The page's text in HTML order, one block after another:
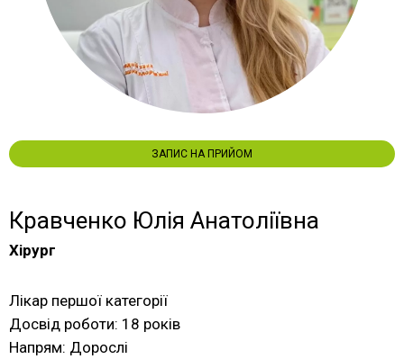
ЗАПИС НА ПРИЙОМ
Кравченко Юлія Анатоліївна
Хірург
Лікар першої категорії
Досвід роботи: 18 років
Напрям: Дорослі